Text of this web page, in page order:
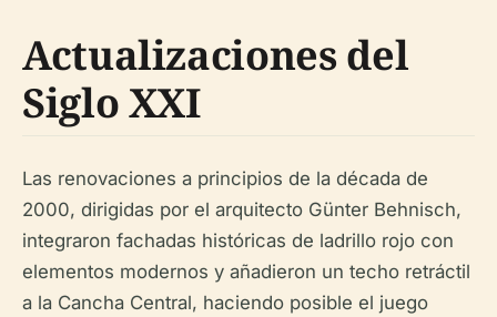
Actualizaciones del
Siglo XXI
Las renovaciones a principios de la década de
2000, dirigidas por el arquitecto Günter Behnisch,
integraron fachadas históricas de ladrillo rojo con
elementos modernos y añadieron un techo retráctil
a la Cancha Central, haciendo posible el juego